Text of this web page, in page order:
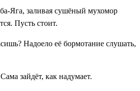
Яга, заливая сушёный мухомор
Пусть стоит.
Надоело её бормотание слушать,
зайдёт, как надумает.